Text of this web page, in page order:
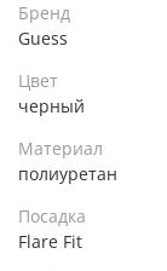
Бренд
Guess
Цвет
черный
Материал
полиуретан
Посадка
Flare Fit